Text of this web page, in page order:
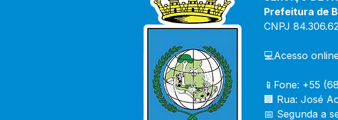
Prefeitura de
CNPJ
💻Acesso
📱Fone: +55
🏢 Rua: José
📅 Segunda a